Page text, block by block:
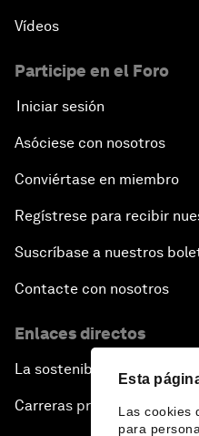
Esta
Las cookies
para
Vídeos
Participe en el Foro
Iniciar sesión
Asóciese con nosotros
Conviértase en miembro
Regístrese para recibir
Suscríbase a nuestros
Contacte con nosotros
Enlaces directos
La sostenibilidad en el Foro
Carreras profesionales